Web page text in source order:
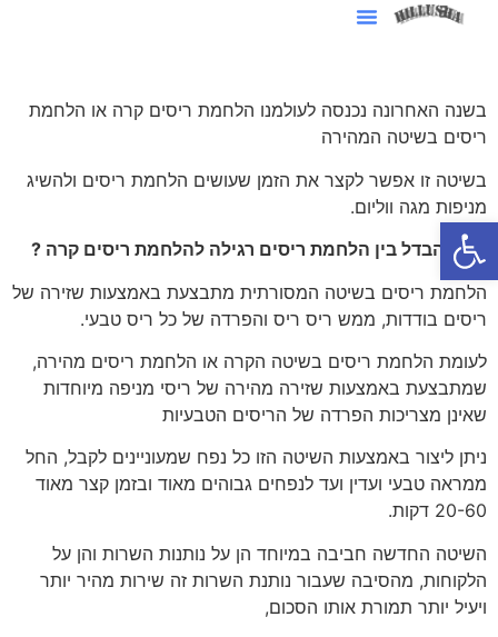
פתח סרגל נגישות
בשנה האחרונה נכנסה לעולמנו הלחמת ריסים קרה או הלחמת
ריסים בשיטה המהירה
בשיטה זו אפשר לקצר את הזמן שעושים הלחמת ריסים ולהשיג
מניפות מגה ווליום.
מה ההבדל בין הלחמת ריסים רגילה להלחמת ריסים קרה ?
הלחמת ריסים בשיטה המסורתית מתבצעת באמצעות שזירה של
ריסים בודדות, ממש ריס ריס והפרדה של כל ריס טבעי.
לעומת הלחמת ריסים בשיטה הקרה או הלחמת ריסים מהירה,
שמתבצעת באמצעות שזירה מהירה של ריסי מניפה מיוחדות
שאינן מצריכות הפרדה של הריסים הטבעיות
ניתן ליצור באמצעות השיטה הזו כל נפח שמעוניינים לקבל, החל
ממראה טבעי ועדין ועד לנפחים גבוהים מאוד ובזמן קצר מאוד
20-60 דקות.
השיטה החדשה חביבה במיוחד הן על נותנות השרות והן על
הלקוחות, מהסיבה שעבור נותנת השרות זה שירות מהיר יותר
ויעיל יותר תמורת אותו הסכום,